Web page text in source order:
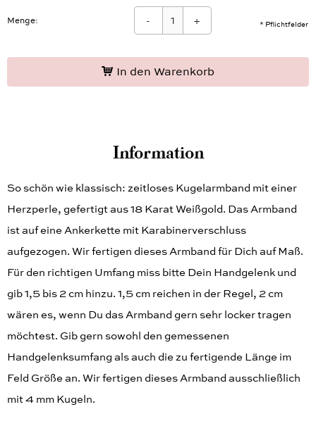
* Pflichtfelder
Menge: - +
In den Warenkorb
Information
So schön wie klassisch: zeitloses Kugelarmband mit einer
Herzperle, gefertigt aus 18 Karat Weißgold. Das Armband
ist auf eine Ankerkette mit Karabinerverschluss
aufgezogen. Wir fertigen dieses Armband für Dich auf Maß.
Für den richtigen Umfang miss bitte Dein Handgelenk und
gib 1,5 bis 2 cm hinzu. 1,5 cm reichen in der Regel, 2 cm
wären es, wenn Du das Armband gern sehr locker tragen
möchtest. Gib gern sowohl den gemessenen
Handgelenksumfang als auch die zu fertigende Länge im
Feld Größe an. Wir fertigen dieses Armband ausschließlich
mit 4 mm Kugeln.